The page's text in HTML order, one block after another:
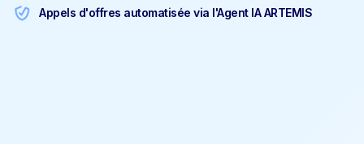
Appels d'offres automatisée via l'Agent IA ARTEMIS